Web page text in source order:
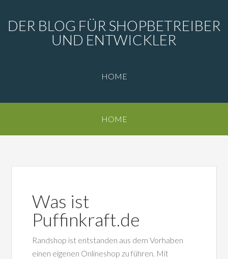
DER BLOG FÜR SHOPBETREIBER
UND ENTWICKLER
HOME
HOME
Was ist
Puffinkraft.de
Randshop ist entstanden aus dem Vorhaben
einen eigenen Onlineshop zu führen. Mit